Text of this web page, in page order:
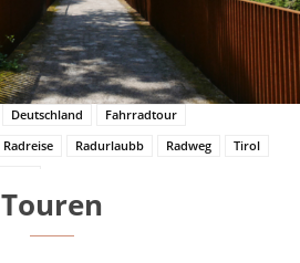
Deutschland
Fahrradtour
Radreise Radurlaubb Radweg
Tirol
Touren